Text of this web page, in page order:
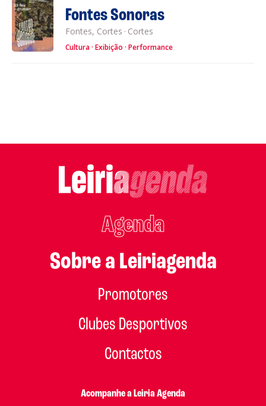
Fontes Sonoras
Fontes, Cortes · Cortes
Cultura Exibição Performance
Agenda
Sobre a Leiriagenda
Promotores
Clubes Desportivos
Contactos
Acompanhe a Leiria Agenda